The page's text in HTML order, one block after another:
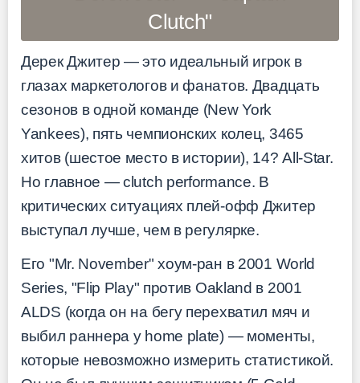
Clutch"
Дерек Джитер — это идеальный игрок в
глазах маркетологов и фанатов. Двадцать
сезонов в одной команде (New York
Yankees), пять чемпионских колец, 3465
хитов (шестое место в истории), 14? All-Star.
Но главное — clutch performance. В
критических ситуациях плей-офф Джитер
выступал лучше, чем в регулярке.
Его "Mr. November" хоум-ран в 2001 World
Series, "Flip Play" против Oakland в 2001
ALDS (когда он на бегу перехватил мяч и
выбил раннера у home plate) — моменты,
которые невозможно измерить статистикой.